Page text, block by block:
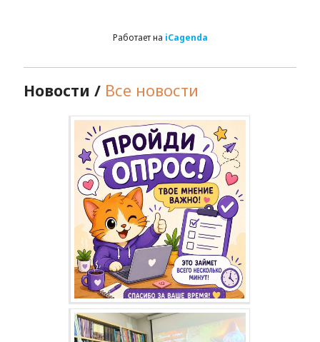
Работает на iCagenda
Новости / Все новости